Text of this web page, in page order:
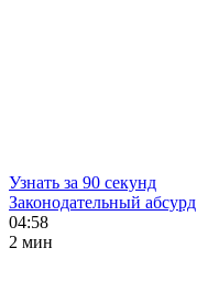
Узнать за 90 секунд
Законодательный абсурд
04:58
2 мин